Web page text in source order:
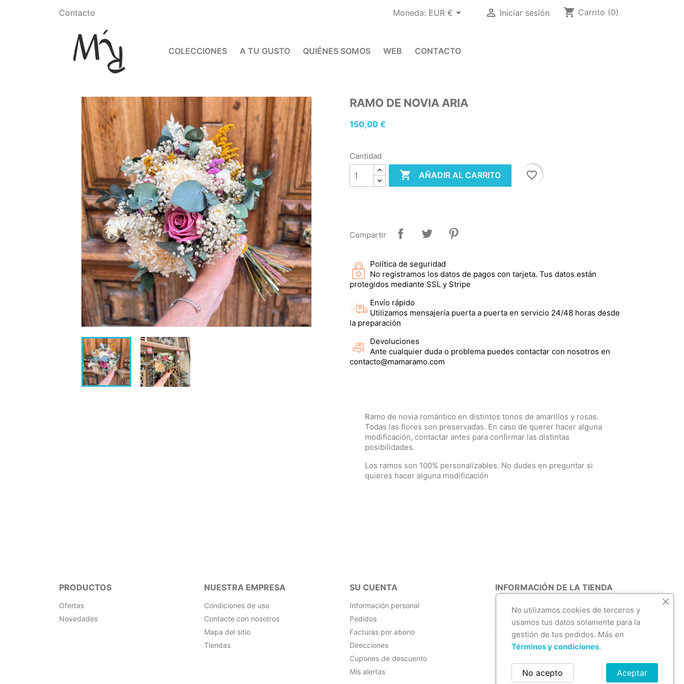
Contacto Moneda: EUR €   Iniciar sesión shopping_cart Carrito (0)
COLECCIONES A TU GUSTO QUIÉNES SOMOS WEB CONTACTO
RAMO DE NOVIA ARIA
150,00 €
Cantidad
 AÑADIR AL CARRITO favorite_border
Compartir
Política de seguridad
No registramos los datos de pagos con tarjeta. Tus datos están
protegidos mediante SSL y Stripe
Envío rápido
Utilizamos mensajería puerta a puerta en servicio 24/48 horas desde
la preparación
Devoluciones
Ante cualquier duda o problema puedes contactar con nosotros en
contacto@mamaramo.com
Ramo de novia romántico en distintos tonos de amarillos y rosas.
Todas las flores son preservadas. En caso de querer hacer alguna
modificación, contactar antes para confirmar las distintas
posibilidades.
Los ramos son 100% personalizables. No dudes en preguntar si
quieres hacer alguna modificación
PRODUCTOS
Ofertas
Novedades
NUESTRA EMPRESA
Condiciones de uso
Contacte con nosotros
Mapa del sitio
Tiendas
SU CUENTA
Información personal
Pedidos
Facturas por abono
Direcciones
Cupones de descuento
Mis alertas
INFORMACIÓN DE LA TIENDA
España
Envíenos un mensaje de correo
electrónico:
contacto@mamaramo.com
No utilizamos cookies de terceros y
usamos tus datos solamente para la
gestión de tus pedidos. Más en
Términos y condiciones.
Aceptar
No acepto